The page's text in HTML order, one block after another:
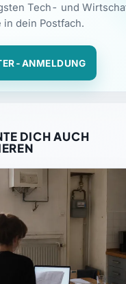
Tech- und
in dein Postfach.
ANMELDUNG
DICH AUCH